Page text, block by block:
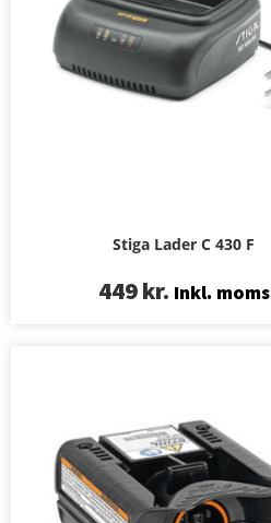
Stiga Lader C 430 F
449kr. Inkl. moms